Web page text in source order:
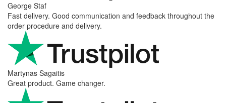
George Staf
Fast delivery. Good communication and feedback throughout the
order procedure and delivery.
Martynas Sagaitis
Great product. Game changer.